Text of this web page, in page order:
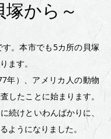
塚から～
。本市でも5カ所の貝塚
ます。
年）、アメリカ人の動物
したことに始まります。
続けといわんばかりに、
ようになりました。